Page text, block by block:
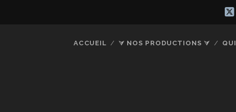
ACCUEIL ⮛ NOS PRODUCTIONS ⮛